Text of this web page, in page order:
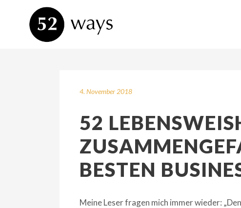
4. November 2018
52
BESTEN
Meine Leser fragen mich immer wieder: